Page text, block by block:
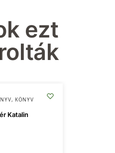
ezt
, KÖNYV
Katalin